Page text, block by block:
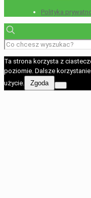
Polityka
Ta strona korzysta z
poziomie. Dalsze
użycie.
Zgoda